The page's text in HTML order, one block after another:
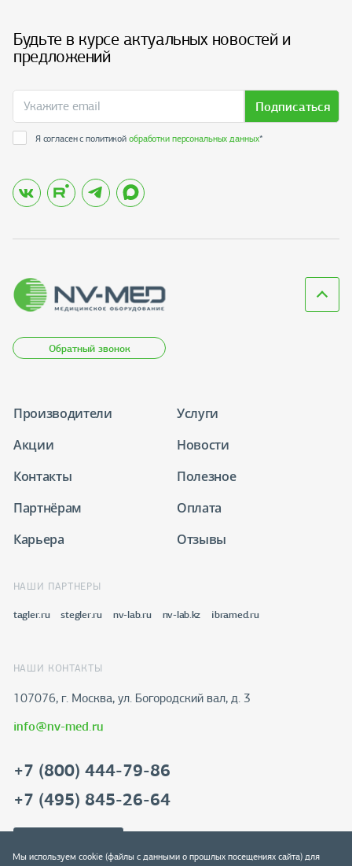
Будьте в курсе актуальных новостей и
предложений
Подписаться
Я согласен с политикойобработки персональных данных*
Обратный звонок
Производители
Услуги
Акции
Новости
Контакты
Полезное
Партнёрам
Оплата
Карьера
Отзывы
НАШИ ПАРТНЕРЫ
tagler.ru stegler.ru nv-lab.ru nv-lab.kz ibramed.ru
НАШИ КОНТАКТЫ
107076, г. Москва, ул. Богородский вал, д. 3
info@nv-med.ru
+7 (800) 444-79-86
+7 (495) 845-26-64
Мы используем cookie (файлы с данными о прошлых посещениях сайта) для